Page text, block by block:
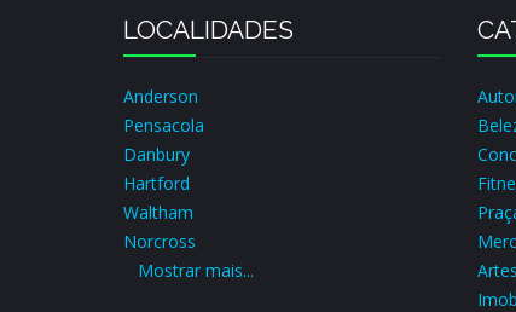
LOCALIDADES
Anderson
Pensacola
Danbury
Hartford
Waltham
Norcross
Mostrar mais...